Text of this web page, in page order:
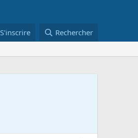
S'inscrire Rechercher